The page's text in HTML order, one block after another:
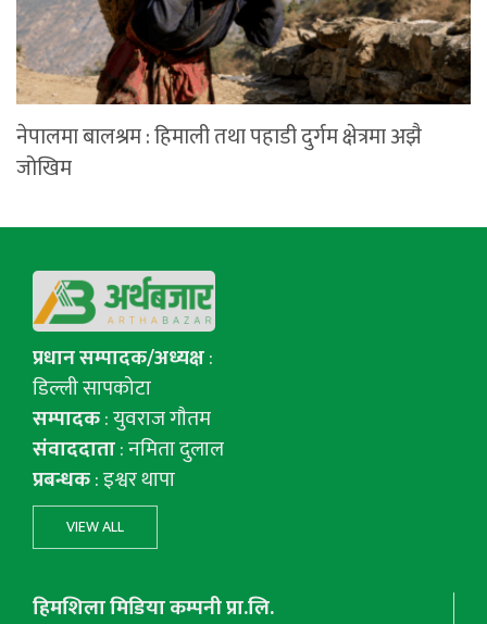
नेपालमा बालश्रम : हिमाली तथा पहाडी दुर्गम क्षेत्रमा अझै
जोखिम
प्रधान सम्पादक/अध्यक्ष:
डिल्ली सापकोटा
सम्पादक: युवराज गाैतम
संवाददाता: नमिता दुलाल
प्रबन्धक: इश्वर थापा
VIEW ALL
हिमशिला मिडिया कम्पनी प्रा.लि.